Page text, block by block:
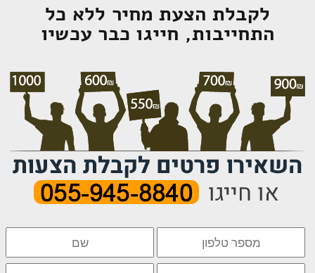
לקבלת הצעת מחיר ללא כל
התחייבות, חייגו כבר עכשיו